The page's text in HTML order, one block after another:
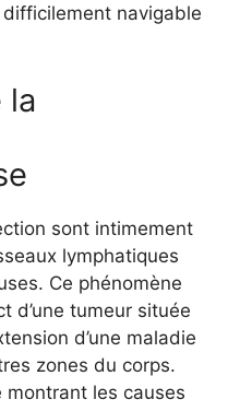
navigable
la
sont intimement
lymphatiques
Ce phénomène
d’une tumeur située
d’une maladie
zones du corps.
les causes